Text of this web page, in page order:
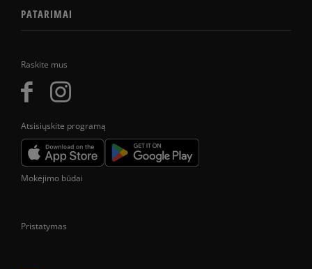
Raskite mus
Atsisiųskite programą
PATARIMAI
Mokėjimo būdai
Pristatymas